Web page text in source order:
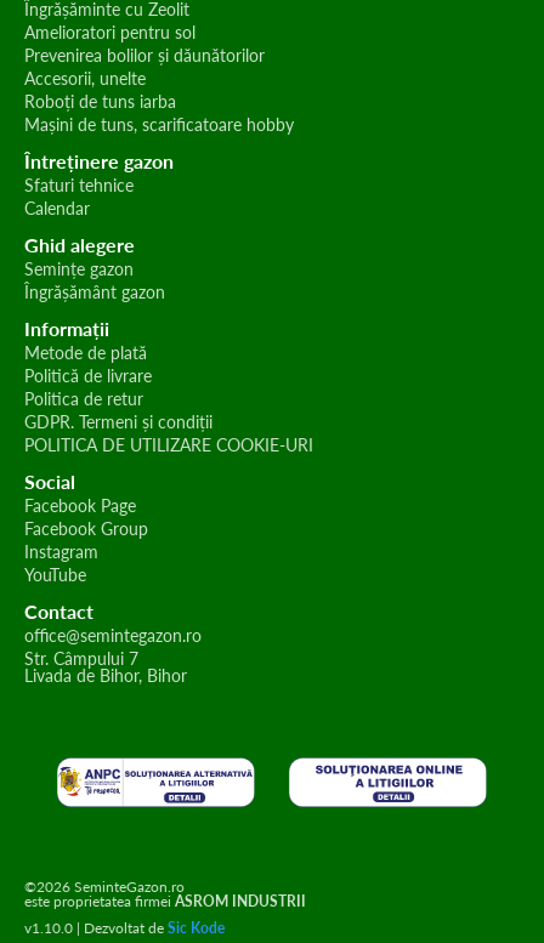
Îngrășăminte cu Zeolit
Amelioratori pentru sol
Prevenirea bolilor și dăunătorilor
Accesorii, unelte
Roboți de tuns iarba
Mașini de tuns, scarificatoare hobby
Întreținere gazon
Sfaturi tehnice
Calendar
Ghid alegere
Semințe gazon
Îngrășământ gazon
Informații
Metode de plată
Politică de livrare
Politica de retur
GDPR. Termeni și condiții
POLITICA DE UTILIZARE COOKIE-URI
Social
Facebook Page
Facebook Group
Instagram
YouTube
Contact
office@semintegazon.ro
Str. Câmpului 7
Livada de Bihor, Bihor
©2026 SeminteGazon.ro
este proprietatea firmei ASROM INDUSTRII
v1.10.0 | Dezvoltat de Sic Kode